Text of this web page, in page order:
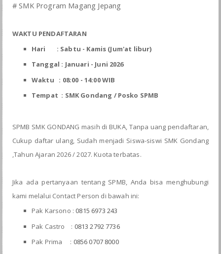
# SMK Program Magang Jepang
WAKTU PENDAFTARAN
Hari : Sabtu - Kamis (Jum'at libur)
Tanggal : Januari - Juni 2026
Waktu : 08:00 - 14:00 WIB
Tempat : SMK Gondang / Posko SPMB
SPMB SMK GONDANG masih di BUKA, Tanpa uang pendaftaran,
Cukup daftar ulang, Sudah menjadi Siswa-siswi SMK Gondang
,Tahun Ajaran 2026 / 2027. Kuota terbatas.
Jika ada pertanyaan tentang SPMB, Anda bisa menghubungi
kami melalui Contact Person di bawah ini:
Pak Karsono : 0815 6973 243
Pak Castro : 0813 2792 7736
Pak Prima : 0856 0707 8000